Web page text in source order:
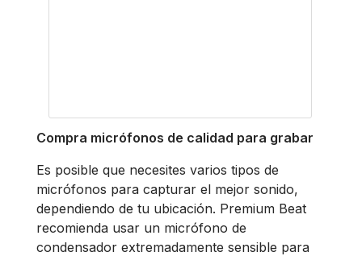
Compra micrófonos de calidad para grabar
Es posible que necesites varios tipos de
micrófonos para capturar el mejor sonido,
dependiendo de tu ubicación. Premium Beat
recomienda usar un micrófono de
condensador extremadamente sensible para